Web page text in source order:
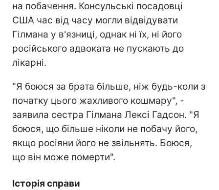
на побачення. Консульські посадовці
США час від часу могли відвідувати
Гілмана у в'язниці, однак ні їх, ні його
російського адвоката не пускають до
лікарні.
"Я боюся за брата більше, ніж будь-коли з
початку цього жахливого кошмару", -
заявила сестра Гілмана Лексі Гадсон. "Я
боюся, що більше ніколи не побачу його,
якщо росіяни його не звільнять. Боюся,
що він може померти".
Історія справи